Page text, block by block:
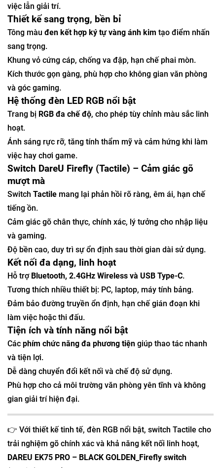
việc lẫn giải trí.
Thiết kế sang trọng, bền bỉ
Tông màu đen kết hợp ký tự vàng ánh kim tạo điểm nhấn
sang trọng.
Khung vỏ cứng cáp, chống va đập, hạn chế phai mòn.
Kích thước gọn gàng, phù hợp cho không gian văn phòng
và góc gaming.
Hệ thống đèn LED RGB nổi bật
Trang bị RGB đa chế độ, cho phép tùy chỉnh màu sắc linh
hoạt.
Ánh sáng rực rỡ, tăng tính thẩm mỹ và cảm hứng khi làm
việc hay chơi game.
Switch DareU Firefly (Tactile) – Cảm giác gõ
mượt mà
Switch Tactile mang lại phản hồi rõ ràng, êm ái, hạn chế
tiếng ồn.
Cảm giác gõ chân thực, chính xác, lý tưởng cho nhập liệu
và gaming.
Độ bền cao, duy trì sự ổn định sau thời gian dài sử dụng.
Kết nối đa dạng, linh hoạt
Hỗ trợ Bluetooth, 2.4GHz Wireless và USB Type-C.
Tương thích nhiều thiết bị: PC, laptop, máy tính bảng.
Đảm bảo đường truyền ổn định, hạn chế gián đoạn khi
làm việc hoặc thi đấu.
Tiện ích và tính năng nổi bật
Các phím chức năng đa phương tiện giúp thao tác nhanh
và tiện lợi.
Dễ dàng chuyển đổi kết nối và chế độ sử dụng.
Phù hợp cho cả môi trường văn phòng yên tĩnh và không
gian giải trí hiện đại.
👉 Với thiết kế tinh tế, đèn RGB nổi bật, switch Tactile cho
trải nghiệm gõ chính xác và khả năng kết nối linh hoạt,
DAREU EK75 PRO – BLACK GOLDEN_Firefly switch